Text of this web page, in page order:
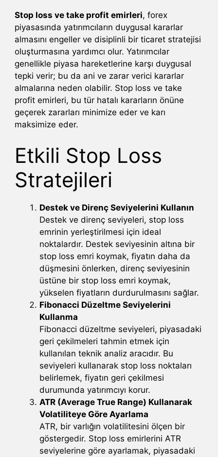
Stop loss ve take profit emirleri, forex
piyasasında yatırımcıların duygusal kararlar
almasını engeller ve disiplinli bir ticaret stratejisi
oluşturmasına yardımcı olur. Yatırımcılar
genellikle piyasa hareketlerine karşı duygusal
tepki verir; bu da ani ve zarar verici kararlar
almalarına neden olabilir. Stop loss ve take
profit emirleri, bu tür hatalı kararların önüne
geçerek zararları minimize eder ve karı
maksimize eder.
Etkili Stop Loss
Stratejileri
Destek ve Direnç Seviyelerini Kullanın
Destek ve direnç seviyeleri, stop loss
emrinin yerleştirilmesi için ideal
noktalardır. Destek seviyesinin altına bir
stop loss emri koymak, fiyatın daha da
düşmesini önlerken, direnç seviyesinin
üstüne bir stop loss emri koymak,
yükselen fiyatların durdurulmasını sağlar.
Fibonacci Düzeltme Seviyelerini
Kullanma
Fibonacci düzeltme seviyeleri, piyasadaki
geri çekilmeleri tahmin etmek için
kullanılan teknik analiz aracıdır. Bu
seviyeleri kullanarak stop loss noktaları
belirlemek, fiyatın geri çekilmesi
durumunda yatırımcıyı korur.
ATR (Average True Range) Kullanarak
Volatiliteye Göre Ayarlama
ATR, bir varlığın volatilitesini ölçen bir
göstergedir. Stop loss emirlerini ATR
seviyelerine göre ayarlamak, piyasadaki